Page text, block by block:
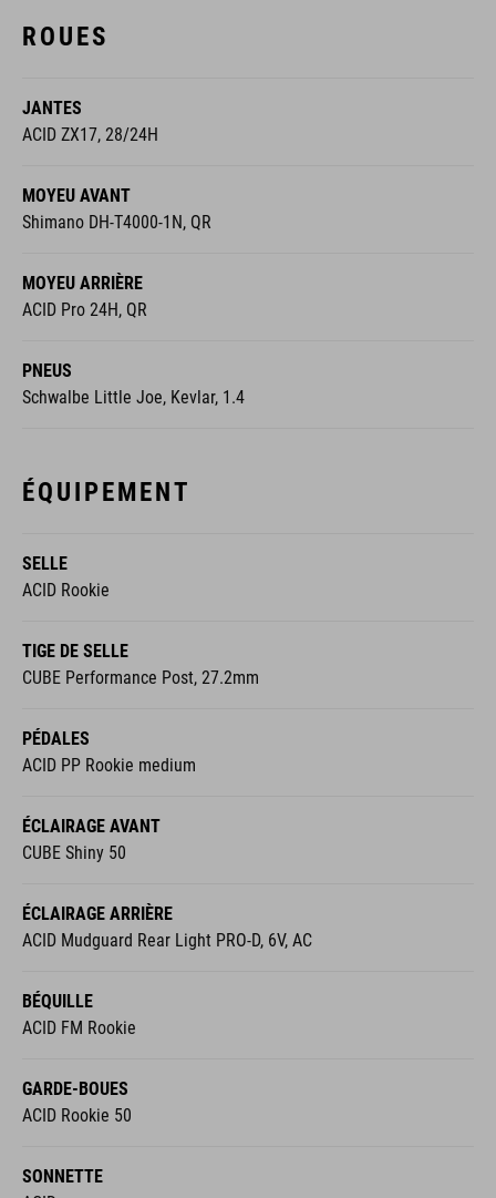
ROUES
JANTES
ACID ZX17, 28/24H
MOYEU AVANT
Shimano DH-T4000-1N, QR
MOYEU ARRIÈRE
ACID Pro 24H, QR
PNEUS
Schwalbe Little Joe, Kevlar, 1.4
ÉQUIPEMENT
SELLE
ACID Rookie
TIGE DE SELLE
CUBE Performance Post, 27.2mm
PÉDALES
ACID PP Rookie medium
ÉCLAIRAGE AVANT
CUBE Shiny 50
ÉCLAIRAGE ARRIÈRE
ACID Mudguard Rear Light PRO-D, 6V, AC
BÉQUILLE
ACID FM Rookie
GARDE-BOUES
ACID Rookie 50
SONNETTE